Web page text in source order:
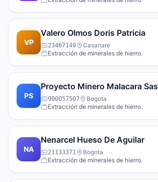
VP
Valero Olmos Doris Patricia
23467149
Casanare
Extracción de minerales de hierro.
PS
Proyecto Minero Malacara Sas
900057507
Bogota
Extracción de minerales de hierro.
NA
Nenarcel Hueso De Aguilar
21133371
Bogota
Extracción de minerales de hierro.